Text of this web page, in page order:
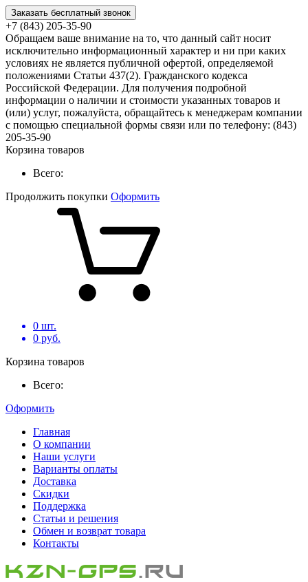
Заказать бесплатный звонок
+7 (843) 205-35-90
Обращаем ваше внимание на то, что данный сайт носит
исключительно информационный характер и ни при каких
условиях не является публичной офертой, определяемой
положениями Статьи 437(2). Гражданского кодекса
Российской Федерации. Для получения подробной
информации о наличии и стоимости указанных товаров и
(или) услуг, пожалуйста, обращайтесь к менеджерам компании
с помощью специальной формы связи или по телефону: (843)
205-35-90
Корзина товаров
Всего:
Продолжить покупки Оформить
0 шт.
0 руб.
Корзина товаров
Всего:
Оформить
Главная
О компании
Наши услуги
Варианты оплаты
Доставка
Скидки
Поддержка
Статьи и решения
Обмен и возврат товара
Контакты